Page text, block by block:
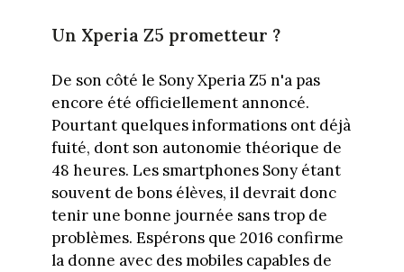
Un Xperia Z5 prometteur ?
De son côté le Sony Xperia Z5 n'a pas
encore été officiellement annoncé.
Pourtant quelques informations ont déjà
fuité, dont son autonomie théorique de
48 heures. Les smartphones Sony étant
souvent de bons élèves, il devrait donc
tenir une bonne journée sans trop de
problèmes. Espérons que 2016 confirme
la donne avec des mobiles capables de